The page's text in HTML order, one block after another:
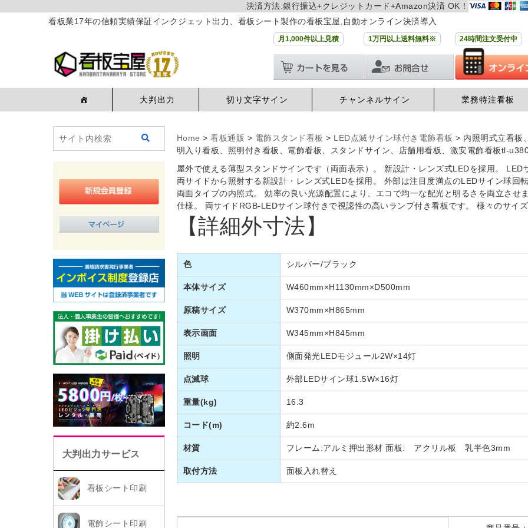
決済方法:銀行振込+クレジットカード+Amazon決済 OK！
看板業17年の信頼実績保証インクジェット出力、看板シート製作の看板宝屋,自動オンライン決済導入
月1,000件以上見積 1万円以上送料無料※ 24時間注文受付中
大判出力 切り文字サイン チャンネルサイン 業務特注看板
大判出力サービス
看板シート印刷
電飾シート印刷
Home > 看板通販 > 電飾スタンド看板 > LED点滅サイン球付き電飾看板 > 内照明式立看板
明入り看板、照明付き看板、電飾看板、スタンドサイン、店舗用看板、激安電飾看板tl-
屋外で使える薄型スタンドサインです（両面表示）。 新設計・レンズ式LEDを採用。 LED
両サイドから照射する新設計・レンズ式LEDを採用。 外部は注目度満点のLEDサイン球回
両面タイプの内照式。 効率の良い光源配置により、エコで均一な配光と明るさを両立させ
仕様。 両サイドRGB-LEDサイン球付きで視認性の高いランプ付き看板です。 様々のサイ
【詳細外寸法】
色 シルバー/ブラック
本体サイズ W460mm×H1130mm×D500mm
原稿サイズ W370mm×H865mm
表示画面 W345mm×H845mm
照明 側面発光LEDモジュール2W×14灯
点滅球 外部LEDサイン球1.5W×16灯
重量(kg) 16.3
コード(m) 約2.6m
材質 フレーム:アルミ押出形材 面板: アクリル板 乳半色3mm
取付方法 面板入れ替え